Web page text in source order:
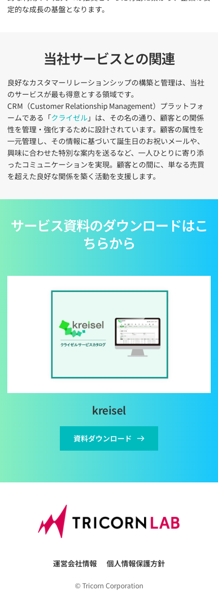
定的な成長の基盤となります。
当社サービスとの関連
良好なカスタマーリレーションシップの構築と管理は、当社
のサービスが最も得意とする領域です。
CRM（Customer Relationship Management）プラットフォ
ームである「クライゼル 」は、その名の通り、顧客との関係
性を管理・強化するために設計されています。顧客の属性を
一元管理し、その情報に基づいて誕生日のお祝いメールや、
興味に合わせた特別な案内を送るなど、一人ひとりに寄り添
ったコミュニケーションを実現。顧客との間に、単なる売買
を超えた良好な関係を築く活動を支援します。
サービス資料のダウンロードはこ
ちらから
kreisel
資料ダウンロード
運営会社情報 個人情報保護方針
© Tricorn Corporation